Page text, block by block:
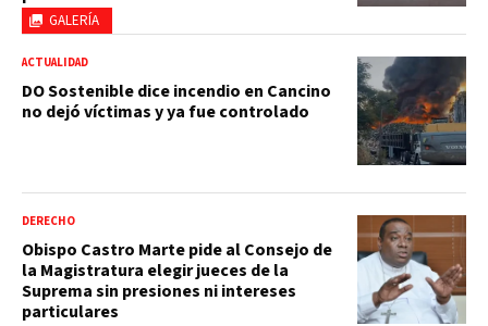
GALERÍA
ACTUALIDAD
DO Sostenible dice incendio en Cancino
no dejó víctimas y ya fue controlado
DERECHO
Obispo Castro Marte pide al Consejo de
la Magistratura elegir jueces de la
Suprema sin presiones ni intereses
particulares